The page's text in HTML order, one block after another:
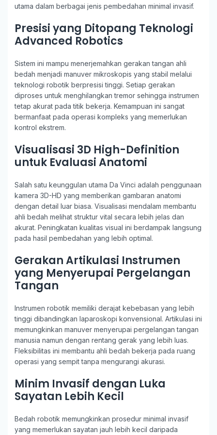
utama dalam berbagai jenis pembedahan minimal invasif.
Presisi yang Ditopang Teknologi
Advanced Robotics
Sistem ini mampu menerjemahkan gerakan tangan ahli
bedah menjadi manuver mikroskopis yang stabil melalui
teknologi robotik berpresisi tinggi. Setiap gerakan
diproses untuk menghilangkan tremor sehingga instrumen
tetap akurat pada titik bekerja. Kemampuan ini sangat
bermanfaat pada operasi kompleks yang memerlukan
kontrol ekstrem.
Visualisasi 3D High-Definition
untuk Evaluasi Anatomi
Salah satu keunggulan utama Da Vinci adalah penggunaan
kamera 3D-HD yang memberikan gambaran anatomi
dengan detail luar biasa. Visualisasi mendalam membantu
ahli bedah melihat struktur vital secara lebih jelas dan
akurat. Peningkatan kualitas visual ini berdampak langsung
pada hasil pembedahan yang lebih optimal.
Gerakan Artikulasi Instrumen
yang Menyerupai Pergelangan
Tangan
Instrumen robotik memiliki derajat kebebasan yang lebih
tinggi dibandingkan laparoskopi konvensional. Artikulasi ini
memungkinkan manuver menyerupai pergelangan tangan
manusia namun dengan rentang gerak yang lebih luas.
Fleksibilitas ini membantu ahli bedah bekerja pada ruang
operasi yang sempit tanpa mengurangi akurasi.
Minim Invasif dengan Luka
Sayatan Lebih Kecil
Bedah robotik memungkinkan prosedur minimal invasif
yang memerlukan sayatan jauh lebih kecil daripada